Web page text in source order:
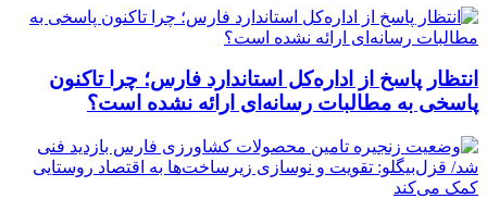
انتظار پاسخ از اداره‌کل استاندارد فارس؛ چرا تاکنون
پاسخی به مطالبات رسانه‌ای ارائه نشده است؟